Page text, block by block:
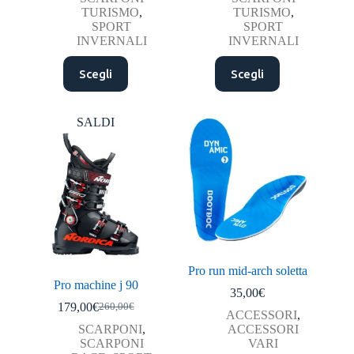
era:
220,00€.
è:
139,00€.
TURISMO,
SPORT
INVERNALI
Scegli
Questo
prodotto
ha
varianti.
possono
essere
scelte
nella
pagina
del
prodotto
era:
220,00€.
è:
159,90€.
TURISMO,
SPORT
INVERNALI
Scegli
Questo
prodotto
ha
essere
scelte
nella
pagina
del
SALDI
Pro machine j 90
260,00€
Il
prezzo
originale
179,00€Il
prezzo
attuale
SCARPONI,
SCARPONI
Pro run mid-arch soletta
35,00€
ACCESSORI,
ACCESSORI
VARI